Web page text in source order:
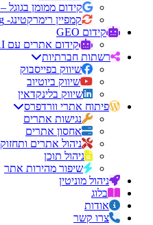
קידום ממומן בגוגל
קמפיין רימרקטינג- Re-Marketing
קידום GEO
קידום אתרים עם AI
רשתות חברתיות
שיווק בפייסבוק
שיווק ביוטיוב
שיווק בלינקדאין
פיתוח אתרי וורדפרס
נגישות אתרים
אחסון אתרים
ניהול אתרים
ניהול תוכן
שיפור מהירות אתר
ניהול מוניטין
בלוג
אודות
צרו קשר